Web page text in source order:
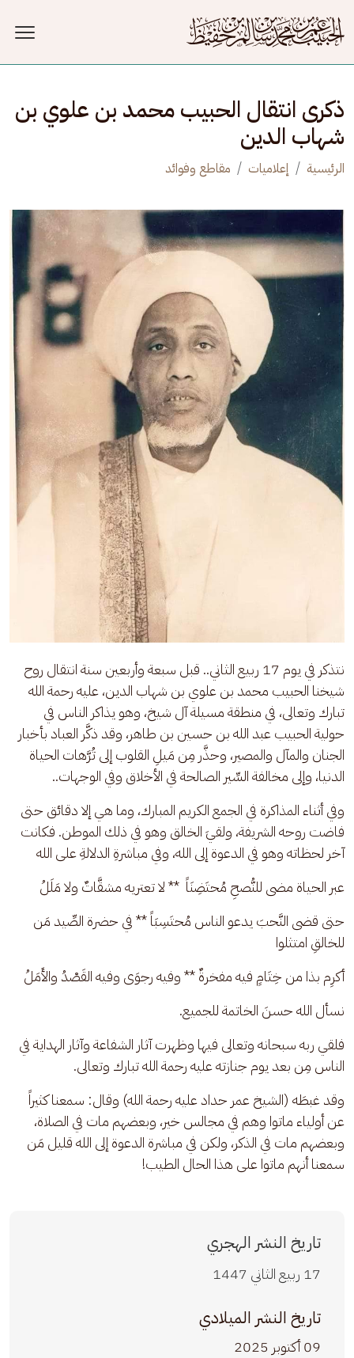
ذكرى انتقال الحبيب محمد بن علوي بن
شهاب الدين
الرئيسية إعلاميات مقاطع وفوائد
نتذكر في يوم 17 ربيع الثاني.. قبل سبعة وأربعين سنة انتقال روح
شيخنا الحبيب محمد بن علوي بن شهاب الدين، عليه رحمة الله
تبارك وتعالى، في منطقة مسيلة آل شيخ، وهو يذاكر الناس في
حولية الحبيب عبد الله بن حسين بن طاهر، وقد ذكَّر العباد بأخبار
الجنان والمآل والمصير، وحذَّر مِن مَيلِ القلوب إلى تُرَّهات الحياة
الدنيا، وإلى مخالفة السِّير الصالحة في الأخلاق وفي الوجهات..
وفي أثناء المذاكرة في الجمع الكريم المبارك، وما هي إلا دقائق حتى
فاضت روحه الشريفة، ولقيَ الخالق وهو في ذلك الموطن. فكانت
آخر لحظاته وهو في الدعوة إلى الله، وفي مباشرةِ الدلالةِ على الله
عبر الحياة مضى للنُّصحِ مُحتَضِنَاً  ** لا تعتريه مشقَّاتٌ ولا مَلَلُ
حتى قضى النَّحبَ يدعو الناس مُحتَسِبَاً ** في حضرة الصِّيد مَن
للخالقِ امتثلوا
أكرِم بذا من خِتَامٍ فيه مفخرةٌ ** وفيه رجوَى وفيه القَصْدُ والأَمَلُ
نسأل الله حسنَ الخاتمة للجميع.
فلقي ربه سبحانه وتعالى فيها وظهرت آثار الشفاعة وآثار الهداية في
الناس مِن بعد يوم جنازته عليه رحمة الله تبارك وتعالى.
وقد غبطَه (الشيخ عمر حداد عليه رحمة الله) وقال: سمعنا كثيراً
عن أولياء ماتوا وهم في مجالس خير، وبعضهم مات في الصلاة،
وبعضهم مات في الذكر، ولكن في مباشرة الدعوة إلى الله قليل مَن
سمعنا أنهم ماتوا على هذا الحال الطيب!
تاريخ النشر الهجري
17 ربيع الثاني 1447
تاريخ النشر الميلادي
09 أكتوبر 2025